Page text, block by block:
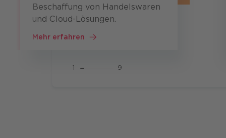
Beschaffung von Handelswaren
und Cloud-Lösungen.
Mehr erfahren
1 9